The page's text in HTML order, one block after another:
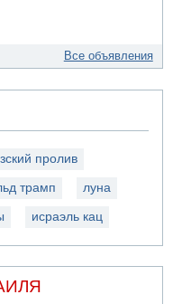
Все объявления
пролив
трамп луна
исраэль кац